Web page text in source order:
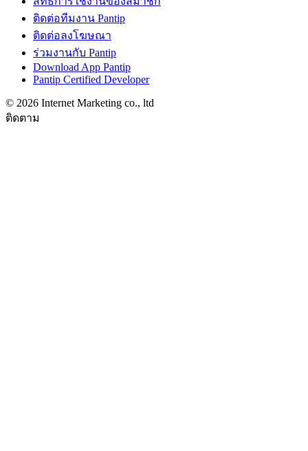
ติดต่อทีมงาน Pantip
ติดต่อลงโฆษณา
ร่วมงานกับ Pantip
Download App Pantip
Pantip Certified Developer
© 2026 Internet Marketing co., ltd
ติดตาม